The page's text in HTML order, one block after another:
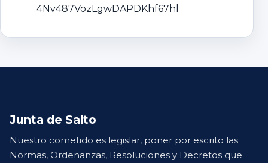
4Nv487VozLgwDAPDKhf67hl
Junta de Salto
Nuestro cometido es legislar, poner por escrito las
Normas, Ordenanzas, Resoluciones y Decretos que